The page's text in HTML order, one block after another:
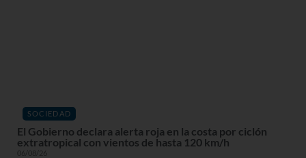
SOCIEDAD
El Gobierno declara alerta roja en la costa por ciclón
extratropical con vientos de hasta 120 km/h
06/08/26